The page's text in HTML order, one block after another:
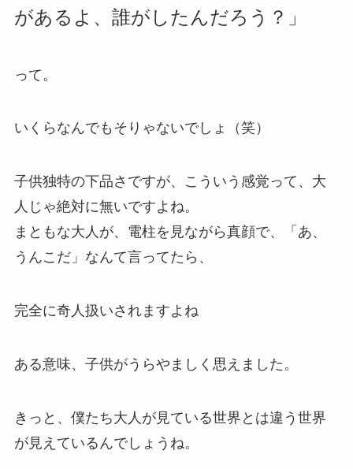
があるよ、誰がしたんだろう？」
って。
いくらなんでもそりゃないでしょ（笑）
子供独特の下品さですが、こういう感覚って、大
人じゃ絶対に無いですよね。
まともな大人が、電柱を見ながら真顔で、「あ、
うんこだ」なんて言ってたら、
完全に奇人扱いされますよね
ある意味、子供がうらやましく思えました。
きっと、僕たち大人が見ている世界とは違う世界
が見えているんでしょうね。